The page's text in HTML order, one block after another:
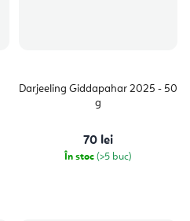
Darjeeling Giddapahar 2025 - 50
g
70 lei
În stoc (>5 buc)